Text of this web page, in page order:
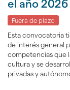
el año 2026
Fuera de plazo
Esta convocatoria
de interés general
competencias que
cultura y se
privadas y